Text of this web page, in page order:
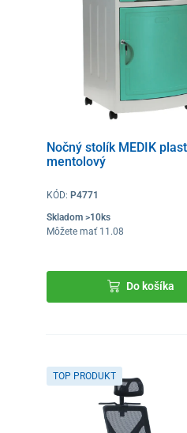
Nočný stolík MEDIK
mentolový
KÓD: P4771
Skladom >10ks
Môžete mať 11.08
Do košíka
TOP PRODUKT